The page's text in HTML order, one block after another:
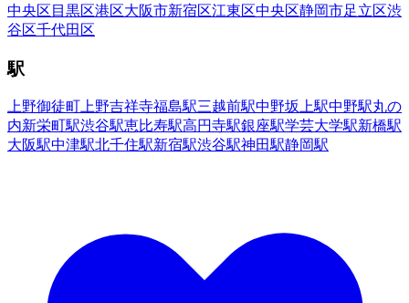
中央区 目黒区港区大阪市新宿区江東区中央区静岡市足立区渋
谷区千代田区
駅
上野御徒町 上野吉祥寺福島駅三越前駅中野坂上駅中野駅丸の
内新栄町駅渋谷駅恵比寿駅高円寺駅銀座駅学芸大学駅新橋駅
大阪駅中津駅北千住駅新宿駅渋谷駅神田駅静岡駅